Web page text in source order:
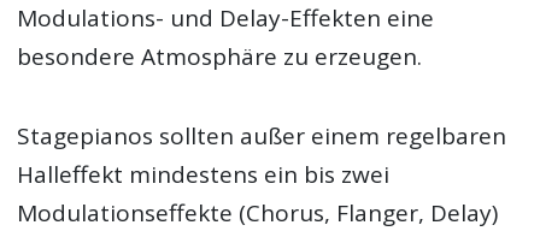
Modulations- und Delay-Effekten eine
besondere Atmosphäre zu erzeugen.
Stagepianos sollten außer einem regelbaren
Halleffekt mindestens ein bis zwei
Modulationseffekte (Chorus, Flanger, Delay)